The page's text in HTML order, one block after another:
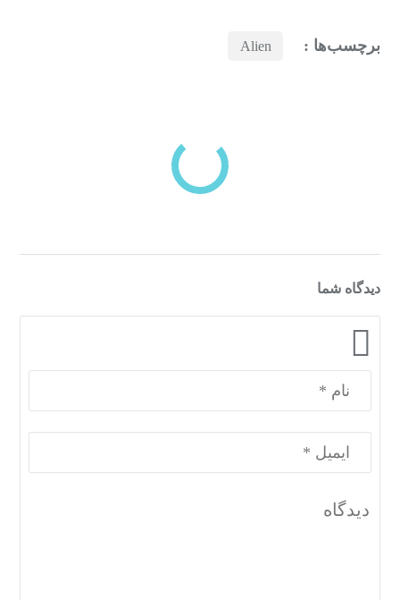
برچسب‌ها : Alien
دسته‌بندی‌های منتخب برای شما
دیدگاه شما